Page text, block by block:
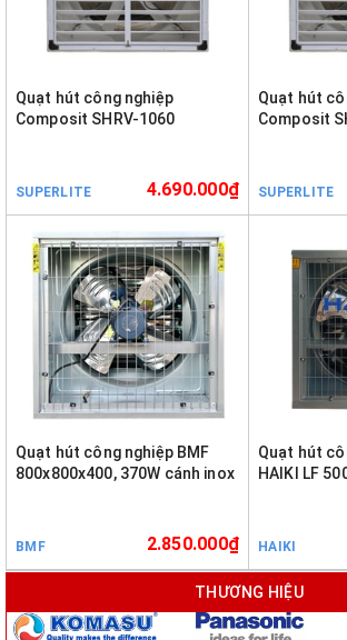
Quạt hút công nghiệp
Composit SHRV-1060
SUPERLITE 4.690.000₫
Quạt hút
Composit
SUPERLITE
Quạt hút công nghiệp BMF
800x800x400, 370W cánh inox
BMF 2.850.000₫
Quạt hút
HAIKI LF
HAIKI
THƯƠNG HIỆU